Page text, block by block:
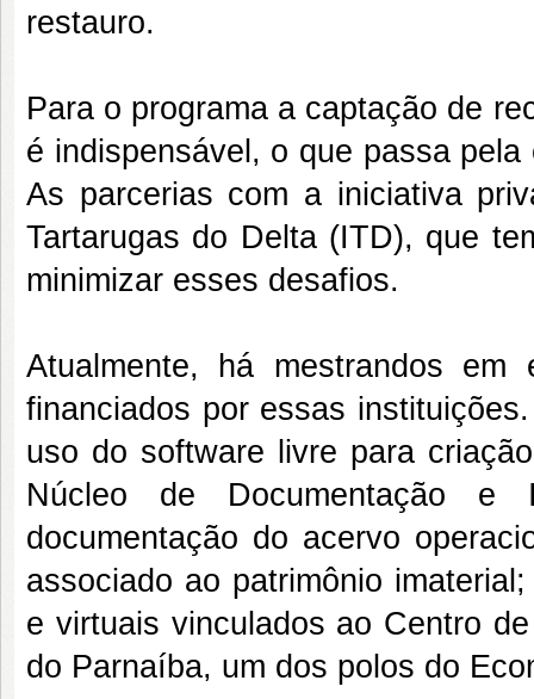
restauro.
Para o programa a captação de
é indispensável, o que passa
As parcerias com a iniciativa
Tartarugas do Delta (ITD), que
minimizar esses desafios.
Atualmente, há mestrandos
financiados por essas
uso do software livre para
Núcleo de Documentação e
documentação do acervo
associado ao patrimônio
e virtuais vinculados ao Centro
do Parnaíba, um dos polos do